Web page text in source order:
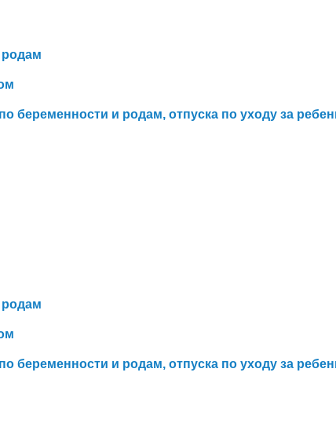
родам
беременности и родам, отпуска по уходу за
родам
беременности и родам, отпуска по уходу за